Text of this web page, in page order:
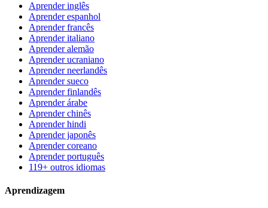
Aprender inglês
Aprender espanhol
Aprender francês
Aprender italiano
Aprender alemão
Aprender ucraniano
Aprender neerlandês
Aprender sueco
Aprender finlandês
Aprender árabe
Aprender chinês
Aprender hindi
Aprender japonês
Aprender coreano
Aprender português
119+ outros idiomas
Aprendizagem